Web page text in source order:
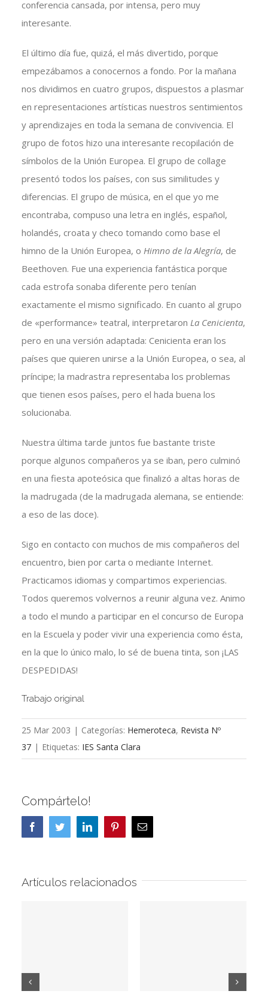
conferencia cansada, por intensa, pero muy
interesante.
El último día fue, quizá, el más divertido, porque
empezábamos a conocernos a fondo. Por la mañana
nos dividimos en cuatro grupos, dispuestos a plasmar
en representaciones artísticas nuestros sentimientos
y aprendizajes en toda la semana de convivencia. El
grupo de fotos hizo una interesante recopilación de
símbolos de la Unión Europea. El grupo de collage
presentó todos los países, con sus similitudes y
diferencias. El grupo de música, en el que yo me
encontraba, compuso una letra en inglés, español,
holandés, croata y checo tomando como base el
himno de la Unión Europea, o Himno de la Alegría, de
Beethoven. Fue una experiencia fantástica porque
cada estrofa sonaba diferente pero tenían
exactamente el mismo significado. En cuanto al grupo
de «performance» teatral, interpretaron La Cenicienta,
pero en una versión adaptada: Cenicienta eran los
países que quieren unirse a la Unión Europea, o sea, al
príncipe; la madrastra representaba los problemas
que tienen esos países, pero el hada buena los
solucionaba.
Nuestra última tarde juntos fue bastante triste
porque algunos compañeros ya se iban, pero culminó
en una fiesta apoteósica que finalizó a altas horas de
la madrugada (de la madrugada alemana, se entiende:
a eso de las doce).
Sigo en contacto con muchos de mis compañeros del
encuentro, bien por carta o mediante Internet.
Practicamos idiomas y compartimos experiencias.
Todos queremos volvernos a reunir alguna vez. Animo
a todo el mundo a participar en el concurso de Europa
en la Escuela y poder vivir una experiencia como ésta,
en la que lo único malo, lo sé de buena tinta, son ¡LAS
DESPEDIDAS!
Trabajo original
25 Mar 2003 | Categorías: Hemeroteca, Revista Nº
37 | Etiquetas: IES Santa Clara
Compártelo!
FacebookTwitterLinkedInPinterestCorreo
electrónico
Artículos relacionados